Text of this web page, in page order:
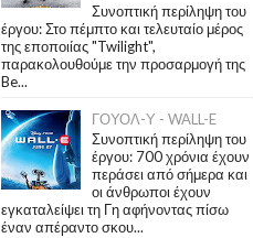
Συνοπτική περίληψη του
έργου: Στο πέμπτο και τελευταίο μέρος
της εποποιίας "Twilight",
παρακολουθούμε την προσαρμογή της
Be...
ΓΟΥΟΛ-Υ - WALL-E
Συνοπτική περίληψη του
έργου: 700 χρόνια έχουν
περάσει από σήμερα και
οι άνθρωποι έχουν
εγκαταλείψει τη Γη αφήνοντας πίσω
έναν απέραντο σκου...